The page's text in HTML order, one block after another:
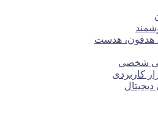
هدفون، هدست
شخصی
کاربردی